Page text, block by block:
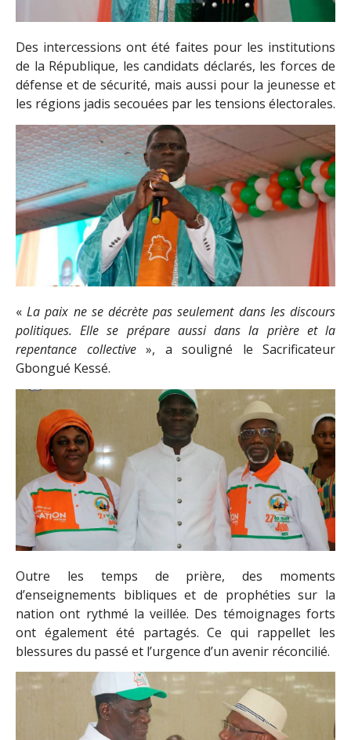
Des intercessions ont été faites pour les institutions
de la République, les candidats déclarés, les forces de
défense et de sécurité, mais aussi pour la jeunesse et
les régions jadis secouées par les tensions électorales.
«La paix ne se décrète pas seulement dans les discours
politiques. Elle se prépare aussi dans la prière et la
repentance collective», a souligné le Sacrificateur
Gbongué Kessé.
Outre les temps de prière, des moments
d’enseignements bibliques et de prophéties sur la
nation ont rythmé la veillée. Des témoignages forts
ont également été partagés. Ce qui rappellet les
blessures du passé et l’urgence d’un avenir réconcilié.